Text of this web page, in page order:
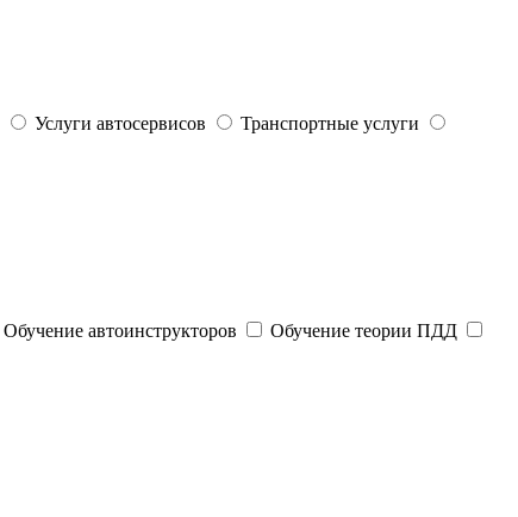
Услуги автосервисов
Транспортные услуги
Обучение автоинструкторов
Обучение теории ПДД